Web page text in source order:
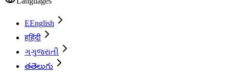
EEnglish
हहिंदी
ગગુજરાતી
తతెలుగు